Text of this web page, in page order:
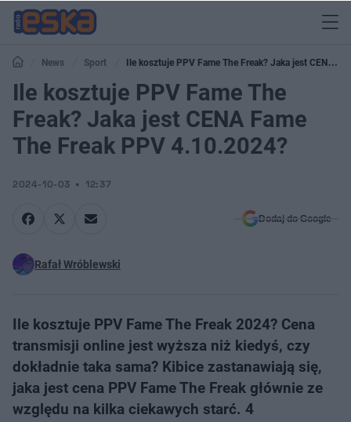
News Sport
Ile kosztuje PPV Fame The Freak? Jaka jest CENA
Fame The Freak PPV 4.10.2024?
Ile kosztuje PPV Fame The
Freak? Jaka jest CENA Fame
The Freak PPV 4.10.2024?
2024-10-03 12:37
Dodaj do Google
Rafał Wróblewski
Ile kosztuje PPV Fame The Freak 2024? Cena
transmisji online jest wyższa niż kiedyś, czy
dokładnie taka sama? Kibice zastanawiają się,
jaka jest cena PPV Fame The Freak głównie ze
względu na kilka ciekawych starć. 4